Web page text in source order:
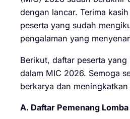
dengan lancar. Terima
peserta yang sudah
pengalaman yang
Berikut, daftar peserta
dalam MIC 2026. Semoga
berkarya dan meningkatkan
A. Daftar Pemenang